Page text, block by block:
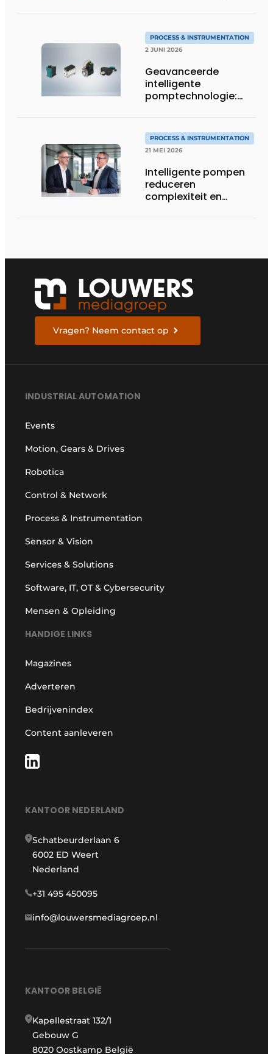
PROCESS & INSTRUMENTATION
2 JUNI 2026
Geavanceerde
intelligente
pomptechnologie:
PROCESS & INSTRUMENTATION
21 MEI 2026
Intelligente pompen
reduceren
complexiteit en
Vragen? Neem contact op
INDUSTRIAL AUTOMATION
Events
Motion, Gears & Drives
Robotica
Control & Network
Process & Instrumentation
Sensor & Vision
Services & Solutions
Software, IT, OT & Cybersecurity
Mensen & Opleiding
HANDIGE LINKS
Magazines
Adverteren
Bedrijvenindex
Content aanleveren
KANTOOR NEDERLAND
Schatbeurderlaan 6
6002 ED Weert
Nederland
+31 495 450095
info@louwersmediagroep.nl
KANTOOR BELGIË
Kapellestraat 132/1
Gebouw G
8020 Oostkamp België